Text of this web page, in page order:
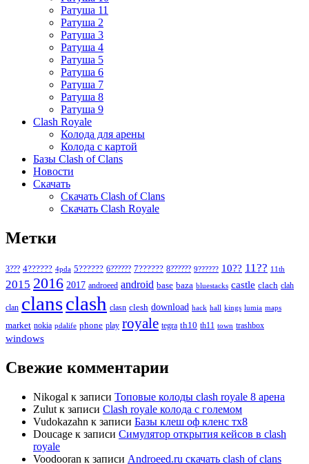
Ратуша 11
Ратуша 2
Ратуша 3
Ратуша 4
Ратуша 5
Ратуша 6
Ратуша 7
Ратуша 8
Ратуша 9
Clash Royale
Колода для арены
Колода с картой
Базы Clash of Clans
Новости
Скачать
Скачать Clash of Clans
Скачать Clash Royale
Метки
3??? 4?????? 4pda 5?????? 6?????? 7?????? 8?????? 9?????? 10?? 11?? 11th
2015 2016 2017 androeed android base baza bluestacks castle clach clah
clan clansclash clasn clesh download hack hall kings lumia maps
market nokia pdalife phone play royale tegra th10 th11 town trashbox
windows
Свежие комментарии
Nikogal к записи Топовые колоды clash royale 8 арена
Zulut к записи Clash royale колода с големом
Vudokazahn к записи Базы клеш оф кленс тх8
Doucage к записи Симулятор открытия кейсов в clash
royale
Voodooran к записи Androeed.ru скачать clash of clans